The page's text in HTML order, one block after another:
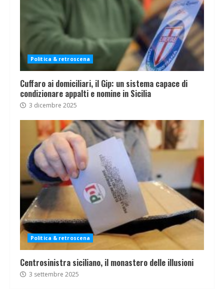
Politica & retroscena
Cuffaro ai domiciliari, il Gip: un sistema capace di
condizionare appalti e nomine in Sicilia
3 dicembre 2025
Politica & retroscena
Centrosinistra siciliano, il monastero delle illusioni
3 settembre 2025